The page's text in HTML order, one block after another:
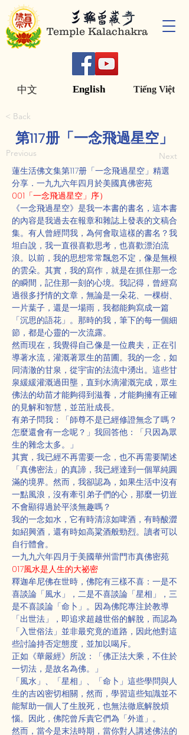
Temple Kalachakra
English Tiếng Việt
中文
< Back
第117册「一念飛過星空」
Previous Next
蓮生活佛文集第117册「一念飛過星空」精選
分享．一九九六年四月於美國真佛密苑
001「一念飛過星空」序）
《一念飛過星空》是我一本書的書名，這本書
的內容是我過去在報章和雜誌上發表的文稿合
集。有人曾經問我，為何會取這樣的書名？我
坦白說，我一直很喜歡思考，也喜歡漂泊流
浪。以前，我的思想常常飄忽不定，像是無根
的雲朵。其實，我的寫作，就是在抓住那一念
的瞬間，記住那一刻的心境。我記得，曾經寫
過很多抒情的文章，無論是一朵花、一棵樹、
一片葉子，還是一場雨，我都能夠寫成一篇
「沉思的語花」。那時的我，筆下的每一個細
節，都是心靈的一次流露。
然而現在，我覺得自己像是一位農夫，正在引
導著水流，灌溉著眾生的苗圃。我的一念，如
同清澈的甘泉，從宇宙的法流中湧出。這些甘
泉緩緩灌溉過田壟，直到水滴灌溉完成，眾生
佛法的幼苗才能夠得到滋養，才能夠擁有正確
的見解和智慧，並茁壯成長。
有弟子問我：「師尊不是已經修證無念了嗎？
怎麼還會有一念呢？」我回答他：「只因為眾
生的雜念太多。」
其實，我已經不再需要一念，也不再需要闡述
「真佛密法」的真諦，我已經達到一個單純圓
滿的境界。然而，我卻認為，如果生活中沒有
一點風浪，沒有牽引弟子們的心，那麼一切豈
不會顯得過於平淡無趣嗎？
我的一念如水，它有時清涼如啤酒，有時酸澀
如紹興酒，還有時如高粱酒般勁烈。讀者可以
自行體會。
一九九六年四月于美國華州雷門市真佛密苑
017風水是人生的大祕密
釋迦牟尼佛在世時，佛陀有三樣不喜：一是不
喜談論「風水」，二是不喜談論「星相」，三
是不喜談論「命卜」。因為佛陀專注於教導
「出世法」，即追求超越世俗的解脫，而認為
「入世俗法」並非最究竟的道路，因此他對這
些討論持否定態度，並加以喝斥。
正如《華嚴經》所說：「佛正法大乘，不住於
一切法，是故名為佛。」
「風水」、「星相」、「命卜」這些學問與人
生的吉凶密切相關，然而，學習這些知識並不
能幫助一個人了生脫死，也無法徹底解脫煩
惱。因此，佛陀曾斥責它們為「外道」。
然而，當今是末法時期，當你對人講述佛法的